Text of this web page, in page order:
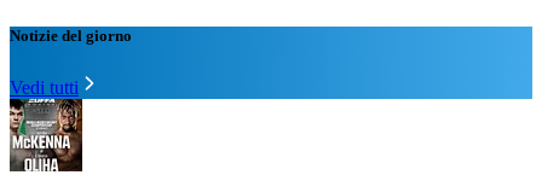
Notizie del giorno
Vedi tutti